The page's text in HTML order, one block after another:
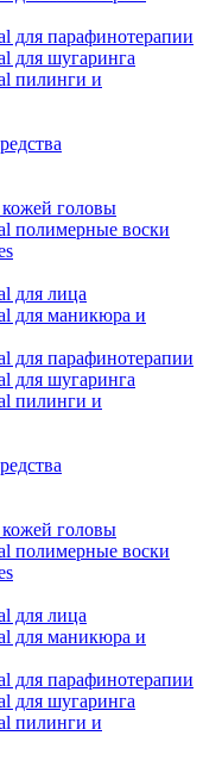
для парафинотерапии
для шугаринга
пилинги и
кожей головы
полимерные воски
для лица
для маникюра и
для парафинотерапии
для шугаринга
пилинги и
кожей головы
полимерные воски
для лица
для маникюра и
для парафинотерапии
для шугаринга
пилинги и